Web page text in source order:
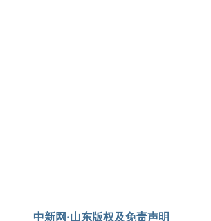
中新网·山东版权及免责声明